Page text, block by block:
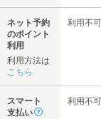
ネット予約
のポイント
利用
利用方法は
こちら
利用不可
スマート
支払い
利用不可